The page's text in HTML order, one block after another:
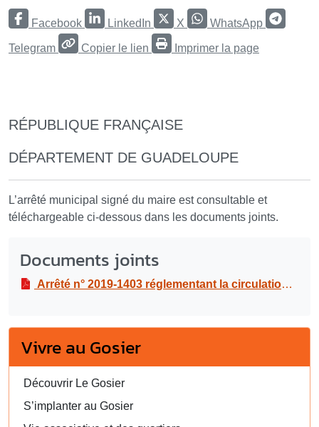
Facebook LinkedIn X WhatsApp
Telegram Copier le lien Imprimer la page
RÉPUBLIQUE FRANÇAISE
DÉPARTEMENT DE GUADELOUPE
L’arrêté municipal signé du maire est consultable et
téléchargeable ci-dessous dans les documents joints.
Documents joints
Arrêté n° 2019-1403 réglementant la circulation et le stationnement au boulevard du Général De Gaulle dans le cadre de travaux de construction d’un immeuble de 3 logements sur la parcelle cadastrée CA 1098, du 18/09/19 au 15/03/20
Vivre au Gosier
Découvrir Le Gosier
S’implanter au Gosier